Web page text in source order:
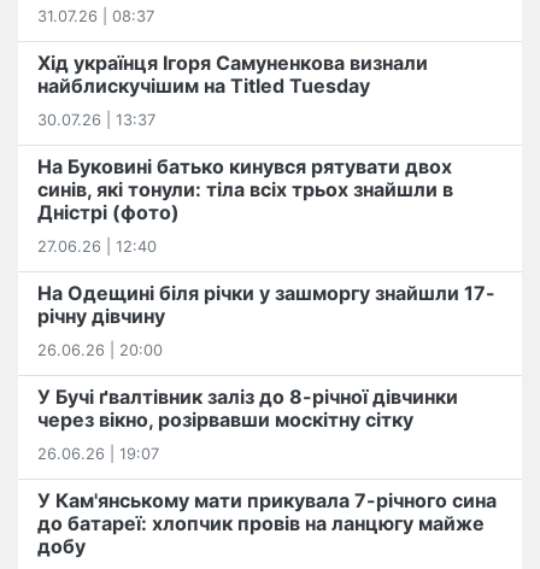
31.07.26 | 08:37
Хід українця Ігоря Самуненкова визнали
найблискучішим на Titled Tuesday
30.07.26 | 13:37
На Буковині батько кинувся рятувати двох
синів, які тонули: тіла всіх трьох знайшли в
Дністрі (фото)
27.06.26 | 12:40
На Одещині біля річки у зашморгу знайшли 17-
річну дівчину
26.06.26 | 20:00
У Бучі ґвалтівник заліз до 8-річної дівчинки
через вікно, розірвавши москітну сітку
26.06.26 | 19:07
У Кам'янському мати прикувала 7-річного сина
до батареї: хлопчик провів на ланцюгу майже
добу